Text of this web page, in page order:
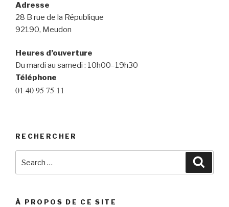
Adresse
28 B rue de la République
92190, Meudon
Heures d’ouverture
Du mardi au samedi : 10h00–19h30
Téléphone
01 40 95 75 11
RECHERCHER
À PROPOS DE CE SITE